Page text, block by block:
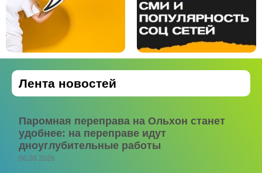
Лента новостей
Паромная переправа на Ольхон станет
удобнее: на переправе идут
дноуглубительные работы
06.08.2026